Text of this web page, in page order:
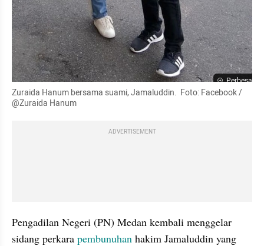
Perbesar
Zuraida Hanum bersama suami, Jamaluddin. Foto: Facebook /
@Zuraida Hanum
ADVERTISEMENT
Pengadilan Negeri (PN) Medan kembali menggelar
sidang perkara pembunuhan hakim Jamaluddin yang